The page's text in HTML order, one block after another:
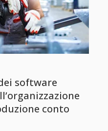
software
conto